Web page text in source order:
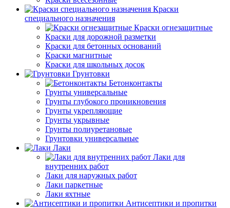
Краски
специального назначения
Краски огнезащитные
Краски для дорожной разметки
Краски для бетонных оснований
Краски магнитные
Краски для школьных досок
Грунтовки
Бетонконтакты
Грунты универсальные
Грунты глубокого проникновения
Грунты укрепляющие
Грунты укрывные
Грунты полиуретановые
Грунтовки универсальные
Лаки
Лаки для
внутренних работ
Лаки для наружных работ
Лаки паркетные
Лаки яхтные
Антисептики и пропитки